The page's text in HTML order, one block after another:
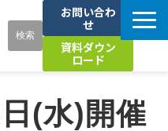
お問い合わ
せ
資料ダウン
ロード
(水)開催